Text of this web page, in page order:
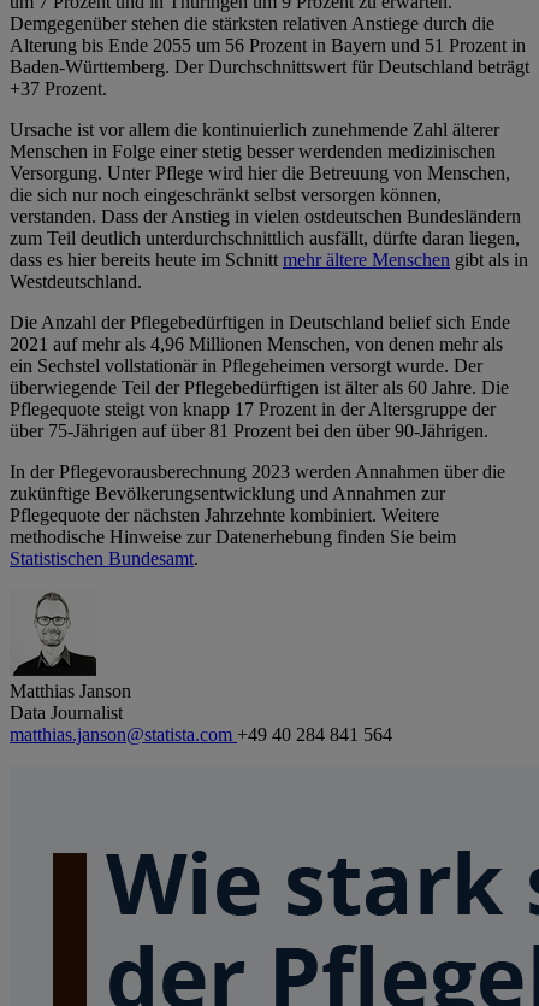
Demgegenüber stehen die stärksten relativen Anstiege durch die
Alterung bis Ende 2055 um 56 Prozent in Bayern und 51 Prozent in
Baden-Württemberg. Der Durchschnittswert für Deutschland beträgt
+37 Prozent.
Ursache ist vor allem die kontinuierlich zunehmende Zahl älterer
Menschen in Folge einer stetig besser werdenden medizinischen
Versorgung. Unter Pflege wird hier die Betreuung von Menschen,
die sich nur noch eingeschränkt selbst versorgen können,
verstanden. Dass der Anstieg in vielen ostdeutschen Bundesländern
zum Teil deutlich unterdurchschnittlich ausfällt, dürfte daran liegen,
dass es hier bereits heute im Schnittmehr ältere Menschen gibt als in
Westdeutschland.
Die Anzahl der Pflegebedürftigen in Deutschland belief sich Ende
2021 auf mehr als 4,96 Millionen Menschen, von denen mehr als
ein Sechstel vollstationär in Pflegeheimen versorgt wurde. Der
überwiegende Teil der Pflegebedürftigen ist älter als 60 Jahre. Die
Pflegequote steigt von knapp 17 Prozent in der Altersgruppe der
über 75-Jährigen auf über 81 Prozent bei den über 90-Jährigen.
In der Pflegevorausberechnung 2023 werden Annahmen über die
zukünftige Bevölkerungsentwicklung und Annahmen zur
Pflegequote der nächsten Jahrzehnte kombiniert. Weitere
methodische Hinweise zur Datenerhebung finden Sie beim
Statistischen Bundesamt.
Matthias Janson
Data Journalist
matthias.janson@statista.com +49 40 284 841 564